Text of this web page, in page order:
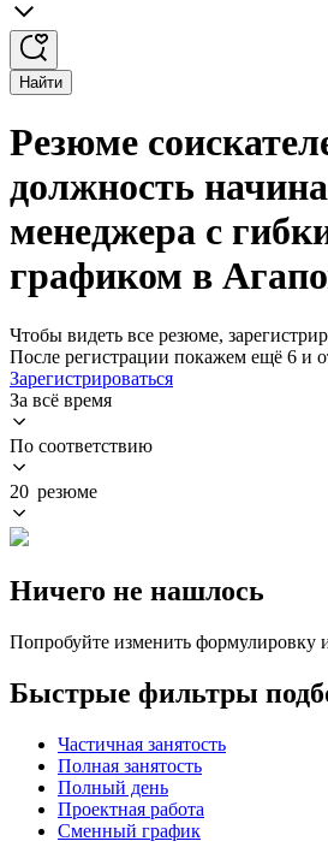
Найти
Резюме
должность
менеджера с
графиком в
Чтобы видеть все резюме,
После регистрации покажем ещё 6 и
Зарегистрироваться
За всё время
По соответствию
20 резюме
Ничего не нашлось
Попробуйте изменить формулировку
Быстрые фильтры
Частичная занятость
Полная занятость
Полный день
Проектная работа
Сменный график